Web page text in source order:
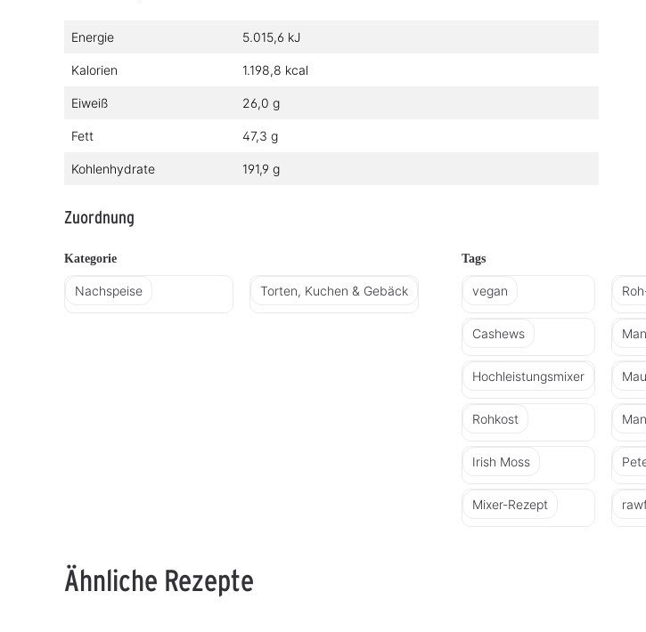
Energie 5.015,6 kJ
Kalorien 1.198,8 kcal
Eiweiß 26,0 g
Fett 47,3 g
Kohlenhydrate 191,9 g
Zuordnung
Kategorie
Nachspeise Torten, Kuchen & Gebäck
Tags
vegan
Cashews
Hochleistungsmixer
Rohkost
Irish Moss
Mixer-Rezept
Ähnliche Rezepte